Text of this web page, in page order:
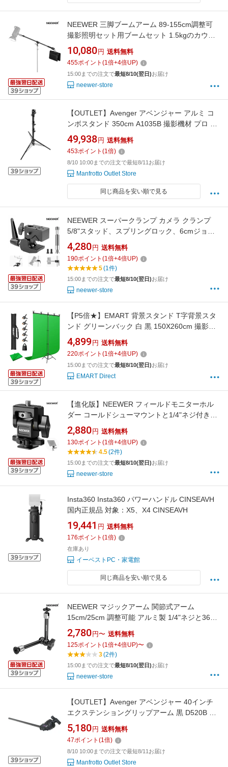
NEEWER 三脚ブームアーム 89-155cm調整可
撮影照明セット用ブームセット 1.5kgのカウン
ターウェイトとサンドバッグ付き 1/4インチネ
ジ ソフトボックス/スタジオライト/フラッシュ/
傘/リングライトに対応 最大荷重5kg
10,080 円 送料無料
455ポイント (1倍+4倍UP)
15:00までの注文で最短8/10(翌日)お届け
neewer-store
【OUTLET】Avenger アベンジャー アルミ コ
ンボスタンド 350cm A1035B 撮影機材 プロ カ
メラアクセサリー【アウトレット】
49,938 円 送料無料
453ポイント (1倍)
8/10 10:00までの注文で最短8/11お届け
Manfrotto Outlet Store
同じ商品を安い順で見る
NEEWER スーパークランプ カメラ クランプ
5/8"スタッド、スプリングロック、6cmジョー
グリップ付き 頑丈なカニポールクランプ 平面/
丸型表面用 写真スタジオカメラ＆照明マウント
用 最大荷重15kg UA017
4,280 円 送料無料
190ポイント (1倍+4倍UP)
5(1件)
15:00までの注文で最短8/10(翌日)お届け
neewer-store
【P5倍★】EMART 背景スタンド T字背景スタ
ンド グリーンバック 白 黒 150X260cm 撮影ス
タンド 幅、高さ調節可能 背景スタンドセット
白布 150x200cm 白背景 生放送 web会議 背景
紙 クロマキー合成 テレワーク オンライン授業
宅コス コスプレスタジオ
4,899 円 送料無料
220ポイント (1倍+4倍UP)
15:00までの注文で最短8/10(翌日)お届け
EMART Direct
【進化版】NEEWER フィールドモニターホル
ダー コールドシューマウントと1/4"ネジ付き
5"と7"モニターに適用 360°回転&180°傾斜ダン
ピング カメラケージ トップハンドル SmallRig
ケージハンドルに対応 MA002
2,880 円 送料無料
130ポイント (1倍+4倍UP)
4.5(2件)
15:00までの注文で最短8/10(翌日)お届け
neewer-store
Insta360 Insta360 パワーハンドル CINSEAVH
国内正規品 対象：X5、X4 CINSEAVH
19,441 円 送料無料
176ポイント (1倍)
在庫あり
イーベストPC・家電館
同じ商品を安い順で見る
NEEWER マジックアーム 関節式アーム
15cm/25cm 調整可能 アルミ製 1/4"ネジと360°
ボールヘッド付き カメラケージ/モニター/LED
ビデオライト/フラッシュ/アクションカメラ用
最大荷重2kg ST15/ST08
2,780 円〜 送料無料
125ポイント (1倍+4倍UP)〜
3(2件)
15:00までの注文で最短8/10(翌日)お届け
neewer-store
【OUTLET】Avenger アベンジャー 40インチ
エクステンショングリップアーム 黒 D520B 撮
影機材 プロ カメラアクセサリー スタジオ撮影
カメラマウント ロケーション撮影 グリップ機
材【アウトレット】
5,180 円 送料無料
47ポイント (1倍)
8/10 10:00までの注文で最短8/11お届け
Manfrotto Outlet Store